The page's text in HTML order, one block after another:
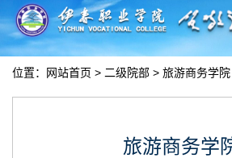
位置： 网站首页 > 二级院部 > 旅游商务学院
旅游商务学